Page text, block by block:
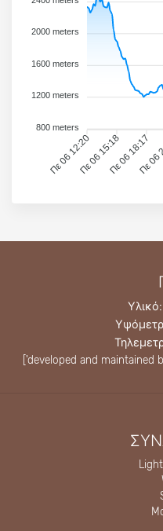
Πε 06 12:20Πε 06 15:18Πε 06 18:17
Πε
2000 meters
1600 meters
1200 meters
800 meters
Υλικό:
['developed and maintained